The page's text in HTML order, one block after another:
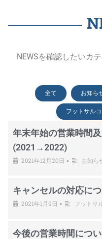
NEWSを確認したいカ
全て お知ら
フットサルコ
年末年始の営業時間
(2021→2022)
2021年12月20日 • お知ら
キャンセルの対応に
2021年1月9日 • フットサ
今後の営業時間につ